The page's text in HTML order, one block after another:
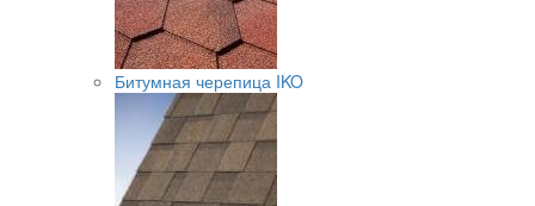
Битумная черепица IKO